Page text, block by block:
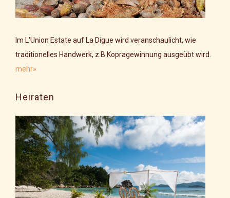
Im L'Union Estate auf La Digue wird veranschaulicht, wie
traditionelles Handwerk, z.B Kopragewinnung ausgeübt wird.
mehr»
Heiraten